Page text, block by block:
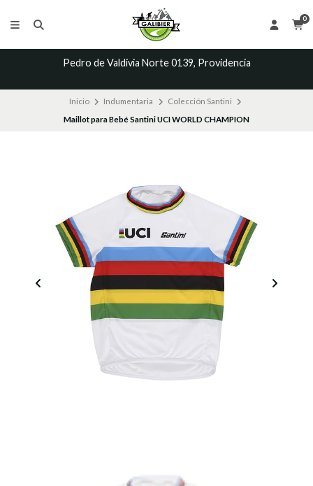
0
Pedro de Valdivia Norte 0139, Providencia
Inicio Indumentaria
Colección Santini
Maillot para Bebé Santini UCI WORLD CHAMPION